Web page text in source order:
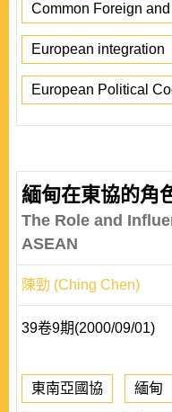
Common Foreign
European integration
European Political
緬甸在東協的角
The Role and
ASEAN
陳勁 (Ching Chen)
39卷9期(2000/09/01)
東南亞國協 緬甸